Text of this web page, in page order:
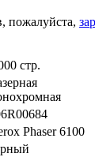
пожалуйста,
стр.
Phaser 6100